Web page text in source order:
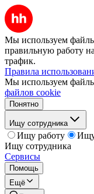
Мы используем
правильную работу
трафик.
Правила
Мы используем
файлов cookie
Понятно
Ищу сотрудника
Ищу работу
Ищу
Ищу сотрудника
Сервисы
Помощь
Ещё